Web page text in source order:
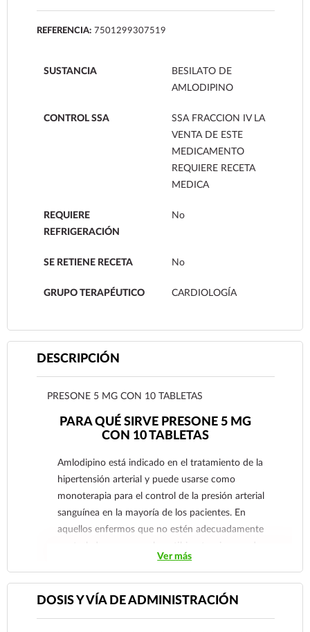
REFERENCIA: 7501299307519
SUSTANCIA
BESILATO DE
AMLODIPINO
CONTROL SSA
SSA FRACCION IV LA
VENTA DE ESTE
MEDICAMENTO
REQUIERE RECETA
MEDICA
REQUIERE
REFRIGERACIÓN
No
SE RETIENE RECETA No
GRUPO TERAPÉUTICO CARDIOLOGÍA
DESCRIPCIÓN
PRESONE 5 MG CON 10 TABLETAS
PARA QUÉ SIRVE PRESONE 5 MG
CON 10 TABLETAS
Amlodipino está indicado en el tratamiento de la
hipertensión arterial y puede usarse como
monoterapia para el control de la presión arterial
sanguínea en la mayoría de los pacientes. En
aquellos enfermos que no estén adecuadamente
controlados con un solo antihipertensivo pueden
beneficiarse al agregar amlodipino, el cual se ha
tiazídicos, agentes bloqueadores beta o alfa
Ver más
DOSIS Y VÍA DE ADMINISTRACIÓN